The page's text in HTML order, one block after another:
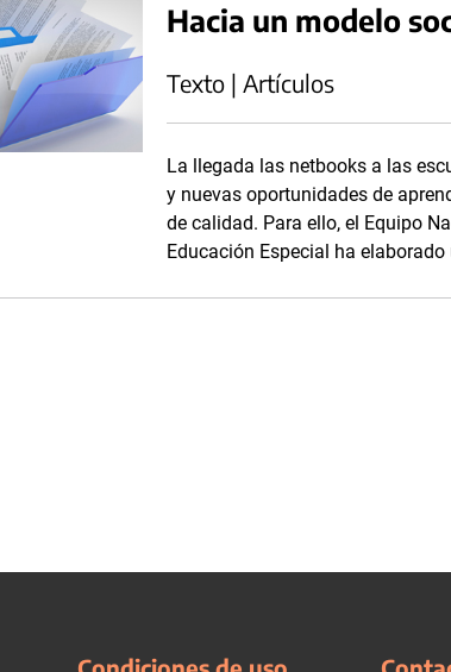
Hacia un modelo
Texto | Artículos
La llegada las netbooks a las
y nuevas oportunidades de
de calidad. Para ello, el Equipo
Educación Especial ha